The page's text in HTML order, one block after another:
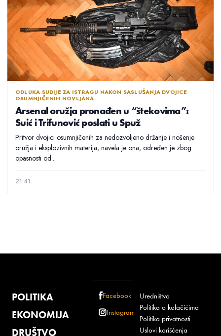
ODLUKA SUDIJE ZA ISTRAGU NAKON SASLUŠANJA DVOJICE
OSUMNJIČENIH NOVLJANA
Arsenal oružja pronađen u “štekovima”:
Suić i Trifunović poslati u Spuž
Pritvor dvojici osumnjičenih za nedozvoljeno držanje i nošenje
oružja i eksplozivnih materija, navela je ona, određen je zbog
opasnosti od...
21:41
POLITIKA
EKONOMIJA
DRUŠTVO
Facebook
Instagram
Uredništvo
Politika o kolačićima
Politika privatnosti
Uslovi korišćenja